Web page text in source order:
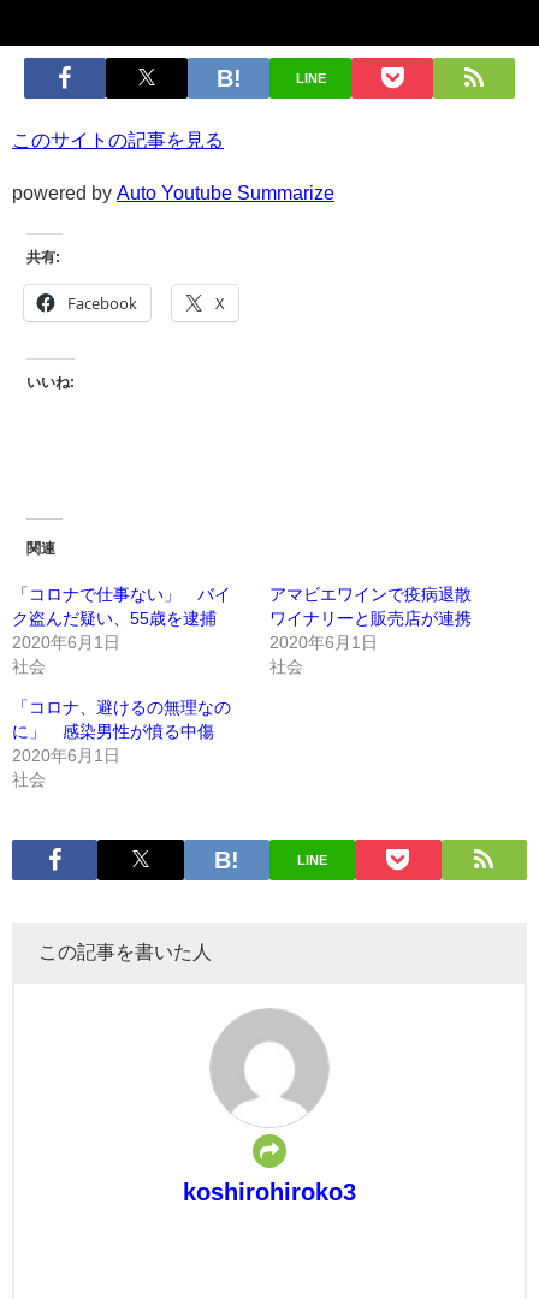
LINE
このサイトの記事を見る
powered by Auto Youtube Summarize
共有:
Facebook X
いいね:
関連
「コロナで仕事ない」 バイ
ク盗んだ疑い、55歳を逮捕
2020年6月1日
社会
アマビエワインで疫病退散
ワイナリーと販売店が連携
2020年6月1日
社会
「コロナ、避けるの無理なの
に」 感染男性が憤る中傷
2020年6月1日
社会
LINE
この記事を書いた人
koshirohiroko3